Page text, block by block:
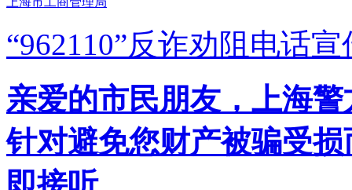
“962110”反诈劝阻电话宣
亲爱的市民朋友，上海
针对避免您财产被骗受